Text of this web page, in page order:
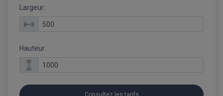
Largeur:
Hauteur:
Consultez les tarifs